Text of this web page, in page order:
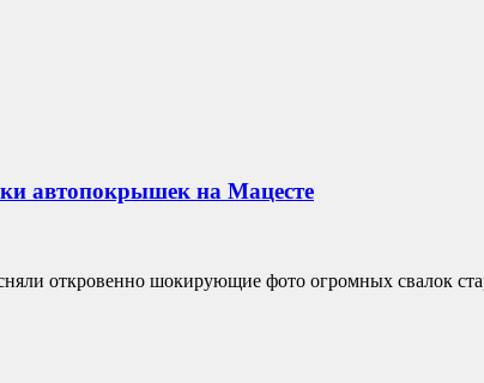
автопокрышек на Мацесте
откровенно шокирующие фото огромных свалок